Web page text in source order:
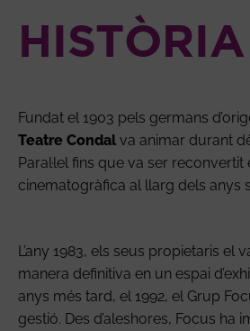
HISTÒRIA
Fundat el 1903 pels germans
Teatre Condal va animar durant
Paral·lel fins que va ser reconvertit
cinematogràfica al llarg dels anys
L’any 1983, els seus propietaris el
manera definitiva en un espai
anys més tard, el 1992, el Grup
gestió. Des d’aleshores, Focus ha